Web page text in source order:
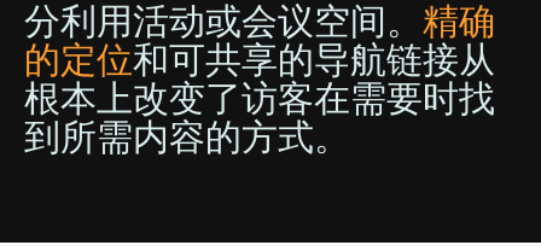
分利用活动或会议空间。 精确
的定位和可共享的导航链接从
根本上改变了访客在需要时找
到所需内容的方式。